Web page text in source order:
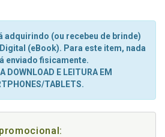
adquirindo (ou recebeu de brinde)
(eBook). Para este item, nada
enviado fisicamente.
DOWNLOAD E LEITURA EM
TABLETS.